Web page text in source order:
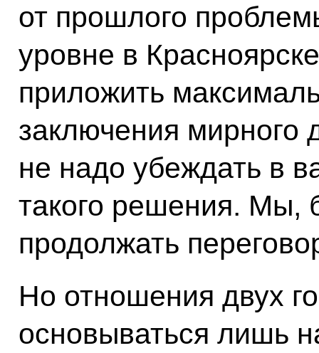
от прошлого
уровне в
приложить
заключения мирного
не надо убеждать в
такого решения. Мы,
продолжать
Но отношения двух
основываться лишь